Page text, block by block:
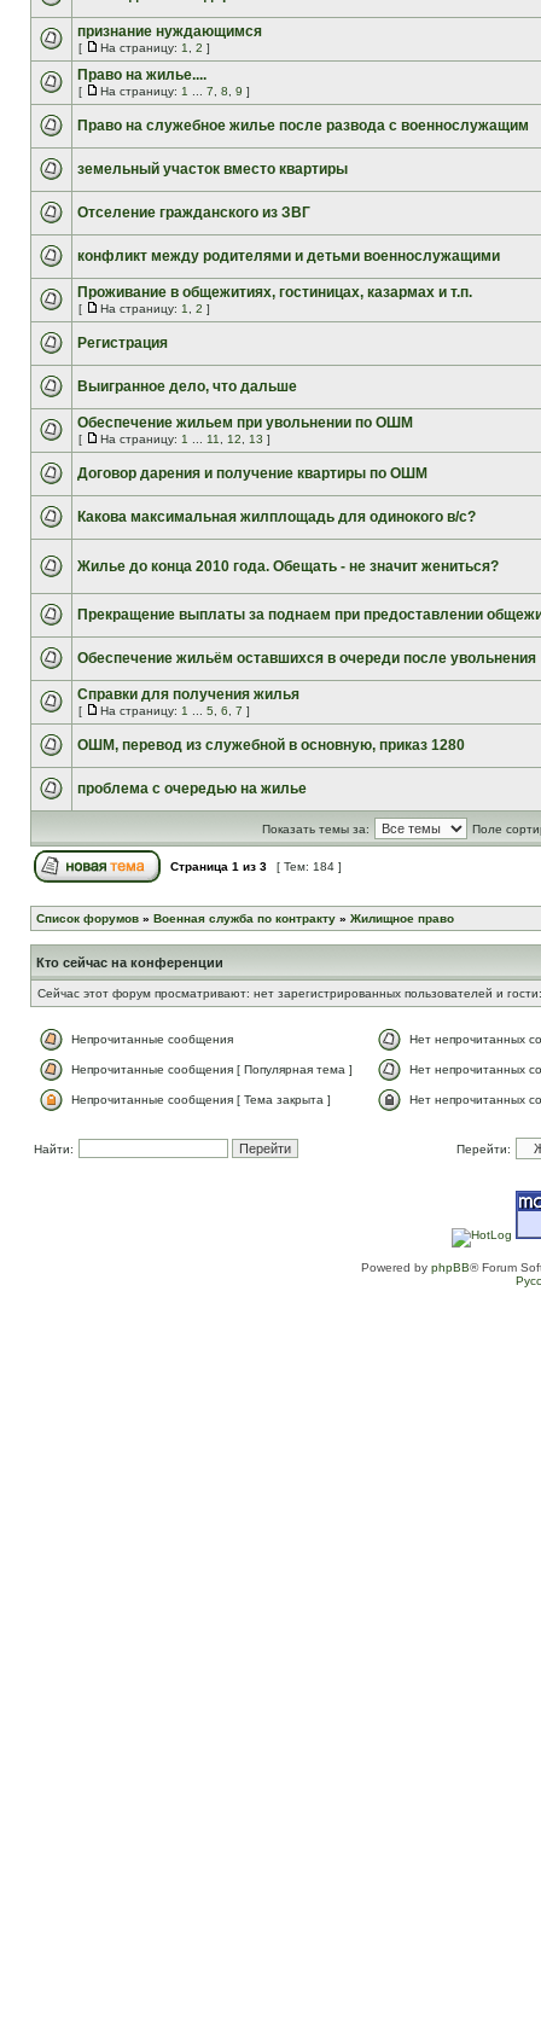
признание нуждающимся
[ На страницу: 1 2 ]
Право на жилье....
[ На страницу: 1 7 8 9 ]
Право на служебное жилье после развода с военнослужащим
земельный участок вместо квартиры
Отселение гражданского из ЗВГ
конфликт между родителями и детьми военнослужащими
Проживание в общежитиях, гостиницах, казармах и т.п.
[ На страницу: 1 2 ]
Регистрация
Выигранное дело, что дальше
Обеспечение жильем при увольнении по ОШМ
[ На страницу: 1 11 12 13 ]
Договор дарения и получение квартиры по ОШМ
Какова максимальная жилплощадь для одинокого в/с?
Жилье до конца 2010 года. Обещать - не значит жениться?
Прекращение выплаты за поднаем при предоставлении
Обеспечение жильём оставшихся в очереди после увольнения
Справки для получения жилья
[ На страницу: 1 5 6 7 ]
ОШМ, перевод из служебной в основную, приказ 1280
проблема с очередью на жилье
Показать темы за: Поле
Страница 1 из 3 [ Тем: 184 ]
Список форумов » Военная служба по контракту » Жилищное право
Кто сейчас на конференции
Сейчас этот форум просматривают: нет зарегистрированных пользователей и
Непрочитанные сообщения Нет непрочитанных
Непрочитанные сообщения [ Популярная тема ] Нет непрочитанных
Непрочитанные сообщения [ Тема закрыта ] Нет непрочитанных
Найти: Перейти:
Powered by phpBB® Forum